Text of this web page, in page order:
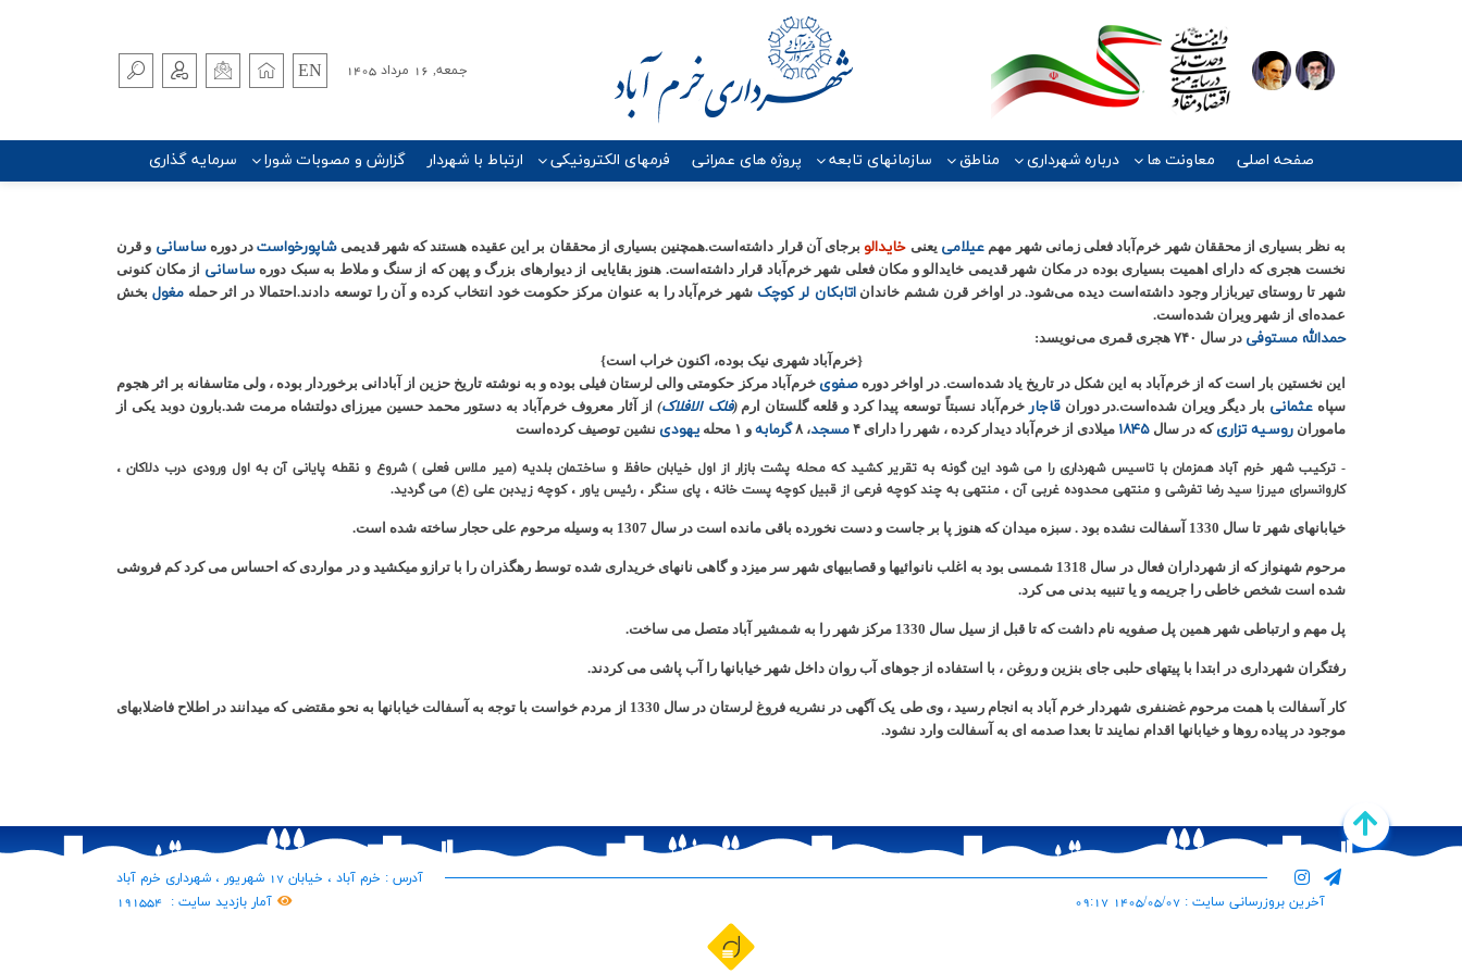
جمعه, 16 مرداد 1405 EN
صفحه اصلی معاونت ها درباره شهرداری مناطق سازمانهای تابعه پروژه هاي عمراني فرمهای الکترونیکی ارتباط با شهردار گزارش و مصوبات شورا سرمایه گذاری
به نظر بسیاری از محققان شهر خرم‌آباد فعلی زمانی شهر مهم عیلامی یعنی خایدالوبرجای آن قرار داشته‌است.همچنین بسیاری از محققان بر این عقیده هستند که شهر قدیمیشاپورخواستدر دورهساسانی و قرن
نخست هجری که دارای اهمیت بسیاری بوده در مکان شهر قدیمی خایدالو و مکان فعلی شهر خرم‌آباد قرار داشته‌است. هنوز بقایایی از دیوارهای بزرگ و پهن که از سنگ و ملاط به سبک دورهساسانی از مکان کنونی
شهر تا روستای تیربازار وجود داشته‌است دیده می‌شود. در اواخر قرن ششم خانداناتابکان لر کوچک شهر خرم‌آباد را به عنوان مرکز حکومت خود انتخاب کرده و آن را توسعه دادند.احتمالا در اثر حملهمغول بخش
عمده‌ای از شهر ویران شده‌است.
حمدالله مستوفی در سال ۷۴۰ هجری قمری می‌نویسد:
{خرم‌آباد شهری نیک بوده، اکنون خراب است}
این نخستین بار است که از خرم‌آباد به این شکل در تاریخ یاد شده‌است. در اواخر دورهصفوی خرم‌آباد مرکز حکومتی والی لرستان فیلی بوده و به نوشته تاریخ حزین از آبادانی برخوردار بوده ، ولی متاسفانه بر اثر هجوم
سپاه عثمانی بار دیگر ویران شده‌است.در دورانقاجار خرم‌آباد نسبتاً توسعه پیدا کرد و قلعه گلستان ارم(فلک الافلاک) از آثار معروف خرم‌آباد به دستور محمد حسین میرزای دولتشاه مرمت شد.بارون دوبد یکی از
ماموران روسیه تزاریکه در سال ۱۸۴۵ میلادی از خرم‌آباد دیدار کرده ، شهر را دارای ۴ مسجد، ۸ گرمابه و ۱ محله یهودی نشین توصیف کرده‌است
- ترکیب شهر خرم آباد همزمان با تاسیس شهرداری را می شود این گونه به تقریر کشید که محله پشت بازار از اول خیابان حافظ و ساختمان بلدیه (میر ملاس فعلی ) شروع و نقطه پایانی آن به اول ورودی درب دلاکان ،
کاروانسرای میرزا سید رضا تفرشی و منتهی محدوده غربی آن ، منتهی به چند کوچه فرعی از قبیل کوچه پست خانه ، پای سنگر ، رئیس یاور ، کوچه زیدبن علی (ع) می گردید.
خیابانهای شهر تا سال 1330 آسفالت نشده بود . سبزه میدان که هنوز پا بر جاست و دست نخورده باقی مانده است در سال 1307 به وسیله مرحوم علی حجار ساخته شده است.
مرحوم شهنواز که از شهرداران فعال در سال 1318 شمسی بود به اغلب نانوائیها و قصابیهای شهر سر میزد و گاهی نانهای خریداری شده توسط رهگذران را با ترازو میکشید و در مواردی که احساس می کرد کم فروشی
شده است شخص خاطی را جریمه و یا تنبیه بدنی می کرد.
پل مهم و ارتباطی شهر همین پل صفویه نام داشت که تا قبل از سیل سال 1330 مرکز شهر را به شمشیر آباد متصل می ساخت.
رفتگران شهرداری در ابتدا با پیتهای حلبی جای بنزین و روغن ، با استفاده از جوهای آب روان داخل شهر خیابانها را آب پاشی می کردند.
کار آسفالت با همت مرحوم غضنفری شهردار خرم آباد به انجام رسید ، وی طی یک آگهی در نشریه فروغ لرستان در سال 1330 از مردم خواست با توجه به آسفالت خیابانها به نحو مقتضی که میدانند در اطلاح فاضلابهای
موجود در پیاده روها و خیابانها اقدام نمایند تا بعدا صدمه ای به آسفالت وارد نشود.
آدرس : خرم آباد ، خیابان 17 شهریور ، شهرداری خرم آباد
آخرین بروزرسانی سایت : 1405/05/07 09:17
آمار بازدید سایت : 191554